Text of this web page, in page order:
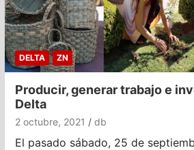
DELTA ZN
Producir, generar trabajo e
Delta
2 octubre, 2021 db
El pasado sábado, 25 de